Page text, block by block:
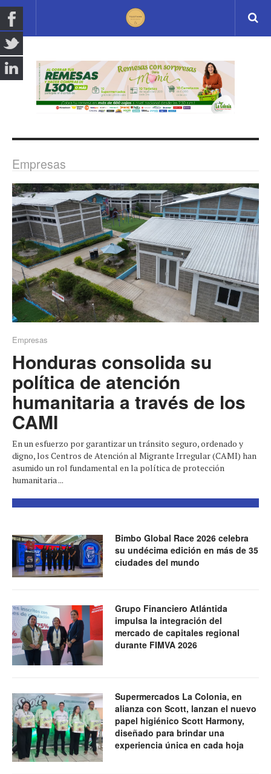
Empresas
Empresas
Honduras consolida su
política de atención
humanitaria a través de los
CAMI
En un esfuerzo por garantizar un tránsito seguro, ordenado y
digno, los Centros de Atención al Migrante Irregular (CAMI) han
asumido un rol fundamental en la política de protección
humanitaria ...
Bimbo Global Race 2026 celebra
su undécima edición en más de 35
ciudades del mundo
Grupo Financiero Atlántida
impulsa la integración del
mercado de capitales regional
durante FIMVA 2026
Supermercados La Colonia, en
alianza con Scott, lanzan el nuevo
papel higiénico Scott Harmony,
diseñado para brindar una
experiencia única en cada hoja